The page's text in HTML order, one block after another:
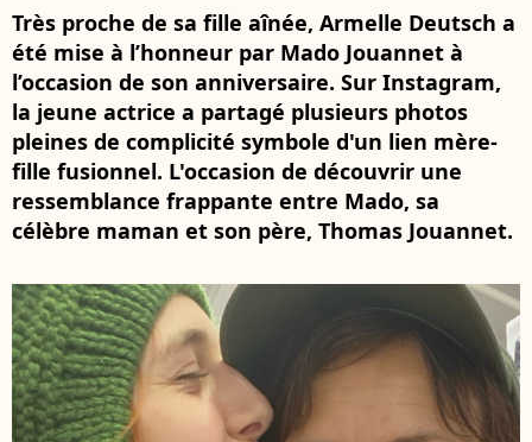
Très proche de sa fille aînée, Armelle Deutsch a
été mise à l’honneur par Mado Jouannet à
l’occasion de son anniversaire. Sur Instagram,
la jeune actrice a partagé plusieurs photos
pleines de complicité symbole d'un lien mère-
fille fusionnel. L'occasion de découvrir une
ressemblance frappante entre Mado, sa
célèbre maman et son père, Thomas Jouannet.